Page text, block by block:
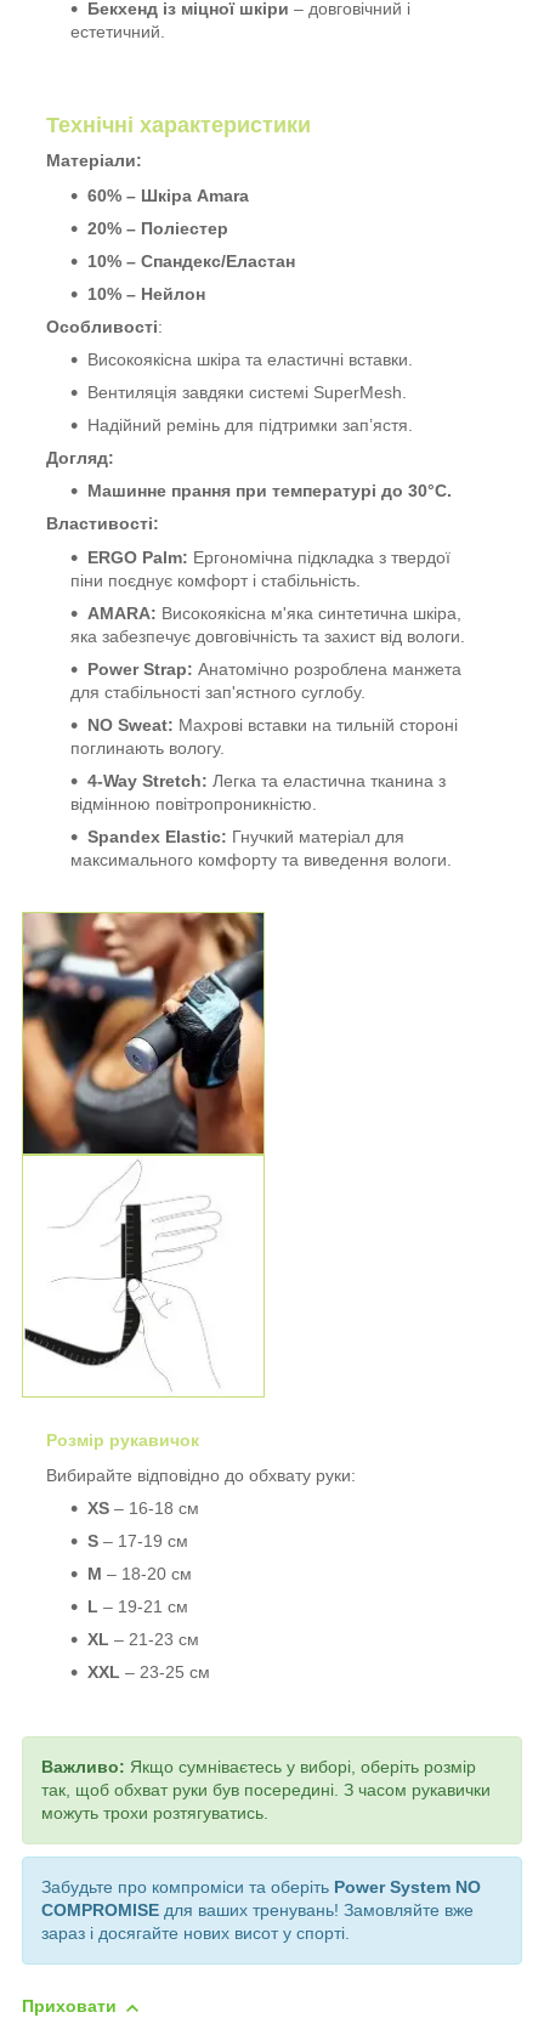
Бекхенд із міцної шкіри – довговічний і
естетичний.
Технічні характеристики
Матеріали:
60% – Шкіра Amara
20% – Поліестер
10% – Спандекс/Еластан
10% – Нейлон
Особливості:
Високоякісна шкіра та еластичні вставки.
Вентиляція завдяки системі SuperMesh.
Надійний ремінь для підтримки зап’ястя.
Догляд:
Машинне прання при температурі до 30°C.
Властивості:
ERGO Palm: Ергономічна підкладка з твердої
піни поєднує комфорт і стабільність.
AMARA: Високоякісна м'яка синтетична шкіра,
яка забезпечує довговічність та захист від вологи.
Power Strap: Анатомічно розроблена манжета
для стабільності зап'ястного суглобу.
NO Sweat: Махрові вставки на тильній стороні
поглинають вологу.
4-Way Stretch: Легка та еластична тканина з
відмінною повітропроникністю.
Spandex Elastic: Гнучкий матеріал для
максимального комфорту та виведення вологи.
Розмір рукавичок
Вибирайте відповідно до обхвату руки:
XS – 16-18 см
S – 17-19 см
M – 18-20 см
L – 19-21 см
XL – 21-23 см
XXL – 23-25 см
Важливо: Якщо сумніваєтесь у виборі, оберіть розмір
так, щоб обхват руки був посередині. З часом рукавички
можуть трохи розтягуватись.
Забудьте про компроміси та оберіть Power System NO
COMPROMISE для ваших тренувань! Замовляйте вже
зараз і досягайте нових висот у спорті.
Приховати